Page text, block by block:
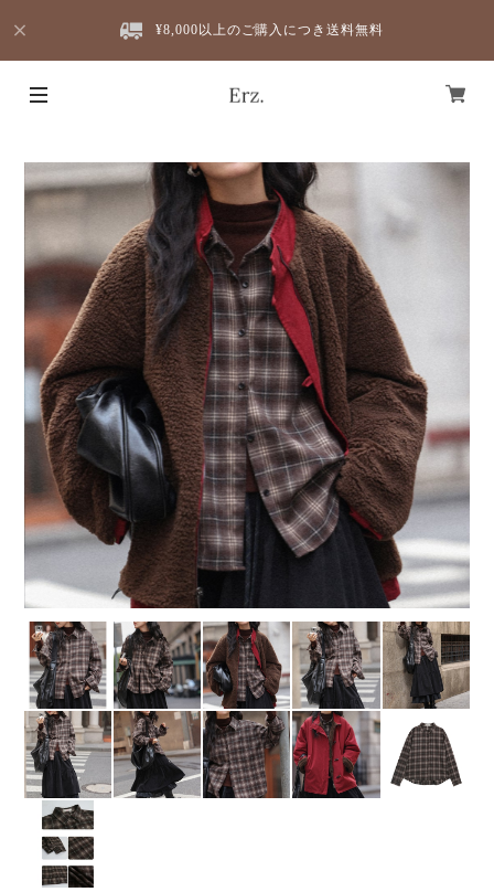
¥8,000以上のご購入につき送料無料